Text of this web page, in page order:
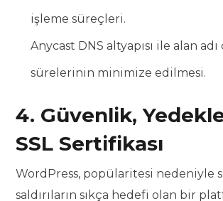
işleme süreçleri.
Anycast DNS altyapısı ile alan
sürelerinin minimize edilmesi.
4. Güvenlik,
SSL Sertifikası
WordPress, popülaritesi nedeniyle
saldırıların sıkça hedefi olan bir